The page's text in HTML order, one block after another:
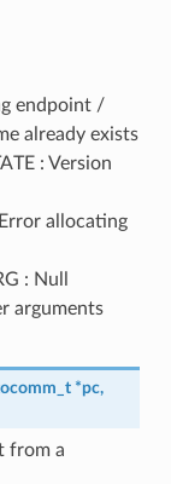
endpoint /
already exists
: Version
allocating
: Null
arguments
*pc,
from a